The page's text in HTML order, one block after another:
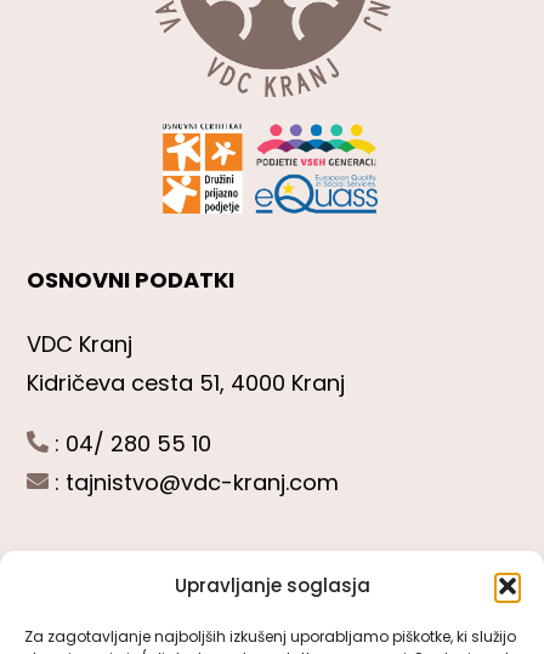
Upravljanje soglasja
Za zagotavljanje najboljših izkušenj uporabljamo piškotke, ki služijo
OSNOVNI PODATKI
VDC Kranj
Kidričeva cesta 51, 4000 Kranj
: 04/ 280 55 10
: tajnistvo@vdc-kranj.com